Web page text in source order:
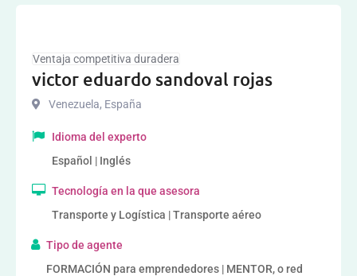
Ventaja competitiva duradera
victor eduardo sandoval rojas
Venezuela, España
Idioma del experto
Español | Inglés
Tecnología en la que asesora
Transporte y Logística | Transporte aéreo
Tipo de agente
FORMACIÓN para emprendedores | MENTOR, o red